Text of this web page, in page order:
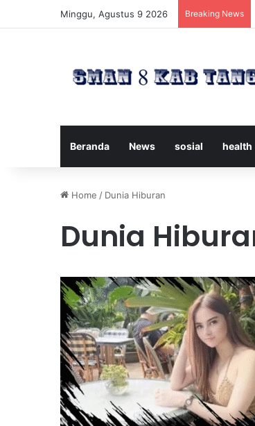
Minggu, Agustus 9 2026 Breaking News
Beranda News sosial health
Home / Dunia Hiburan
Dunia